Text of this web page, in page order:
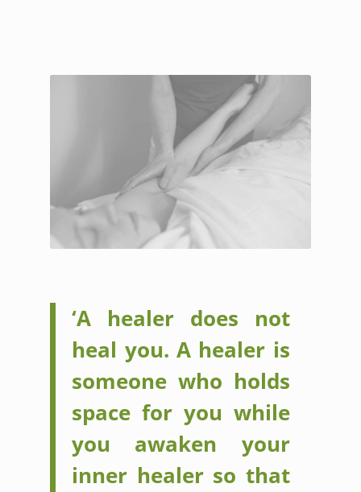
‘A healer does not
heal you. A healer is
someone who holds
space for you while
you awaken your
inner healer so that